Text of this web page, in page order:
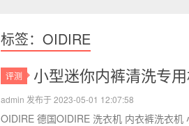
标签：OIDIRE
评测 小型迷你内裤清洗专
admin 发布于 2023-05-01 12:07:58
OIDIRE 德国OIDIRE 洗衣机 内衣裤洗衣